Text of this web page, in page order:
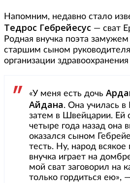
Напомним, недавно стало
Тедрос Гебрейесус — сват
Родная внучка поэта
старшим сыном
организации
«У меня есть дочь
Айдана. Она училась
затем в Швейцарии. Ей
четыре года назад она
оказался сыном
тесть. Ну, народ всякое
внучка играет на
мой сват заговорил на
только гордиться ею»,